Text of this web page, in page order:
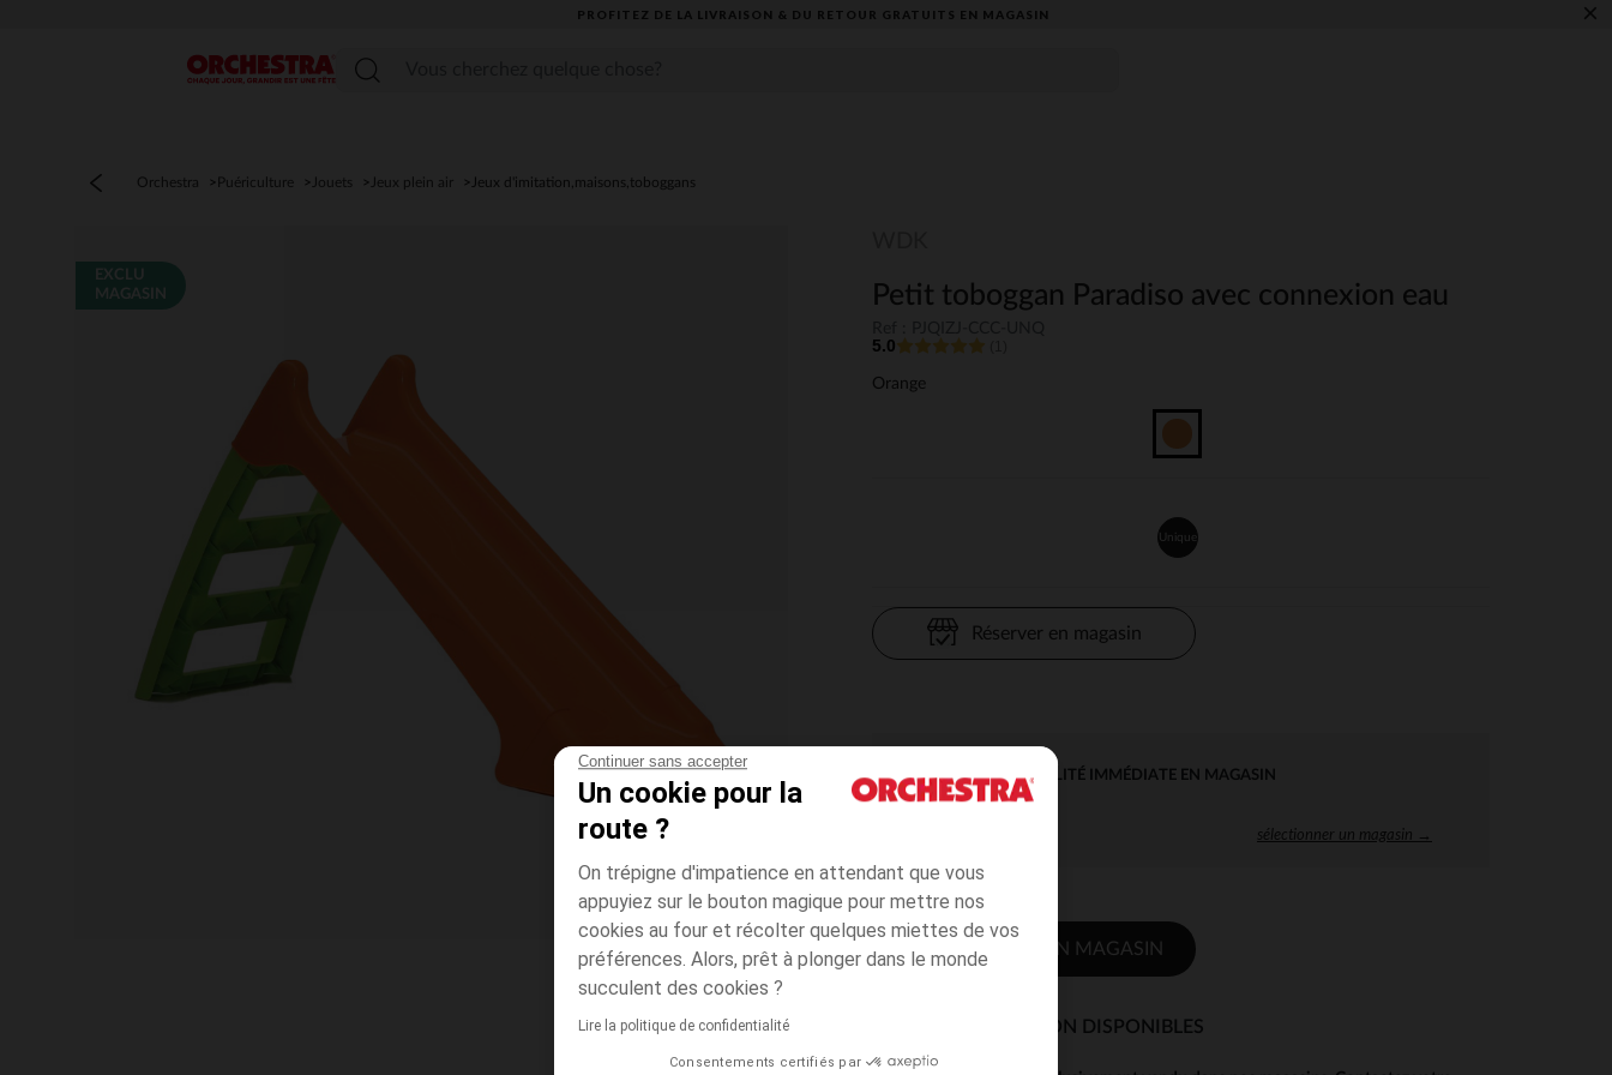
Continuer sans accepter
Un cookie pour la
route ?
On trépigne d'impatience en attendant que vous
appuyiez sur le bouton magique pour mettre nos
cookies au four et récolter quelques miettes de vos
préférences. Alors, prêt à plonger dans le monde
succulent des cookies ?
Lire la politique de confidentialité
Consentements certifiés par
PROFITEZ DE LA LIVRAISON & DU RETOUR GRATUITS EN MAGASIN​ ×
Menu
Orchestra Puériculture Jouets Jeux plein air Jeux d'imitation,maisons,toboggans
EXCLU
MAGASIN
Petit toboggan Paradiso avec connexion eau
5.0
Orange
Unique
Réserver en magasin
DISPONIBILITÉ IMMÉDIATE EN MAGASIN
sélectionner un magasin →
CONTACTER MON MAGASIN
MODES DE LIVRAISON DISPONIBLES